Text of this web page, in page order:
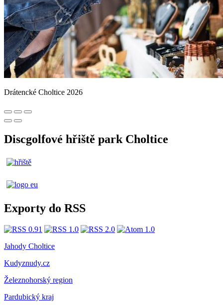
Drátencké Choltice 2026
Discgolfové hřiště park Choltice
Exporty do RSS
Jahody Choltice
Kudyznudy.cz
Železnohorský region
Pardubický kraj